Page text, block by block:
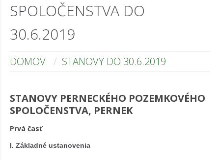
SPOLOČENSTVA DO
30.6.2019
DOMOV STANOVY DO 30.6.2019
STANOVY PERNECKÉHO POZEMKOVÉHO
SPOLOČENSTVA, PERNEK
Prvá časť
I. Základné ustanovenia